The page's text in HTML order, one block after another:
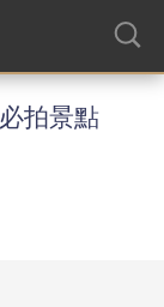
拍景點